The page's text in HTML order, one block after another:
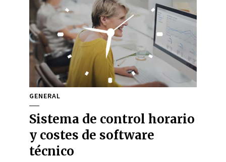
GENERAL
Sistema de control horario
y costes de software
técnico